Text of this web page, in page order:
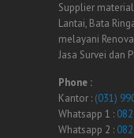
Supplier
Lantai, Bata
melayani
Jasa Survei dan
Phone :
Kantor : (031)
Whatsapp 1 :
Whatsapp 2 :